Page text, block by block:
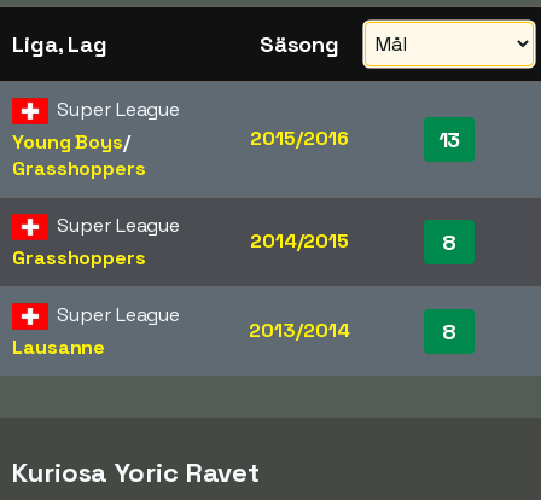
Liga, Lag Säsong
Super League
Young Boys/​
Grasshoppers
2015/2016 13
Super League
Grasshoppers
2014/2015 8
Super League
Lausanne
2013/2014 8
Kuriosa Yoric Ravet